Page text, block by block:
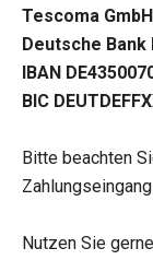
Tescoma GmbH
Deutsche
IBAN
BIC
Bitte beachten
Nutzen Sie